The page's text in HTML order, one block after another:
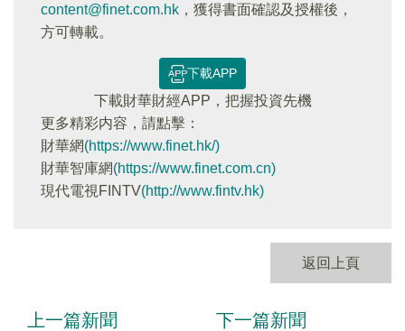
content@finet.com.hk ，獲得書面確認及授權後，
方可轉載。
下載APP
下載財華財經APP，把握投資先機
更多精彩内容，請點擊：
財華網(https://www.finet.hk/)
財華智庫網(https://www.finet.com.cn)
現代電視FINTV(http://www.fintv.hk)
返回上頁
上一篇新聞 下一篇新聞